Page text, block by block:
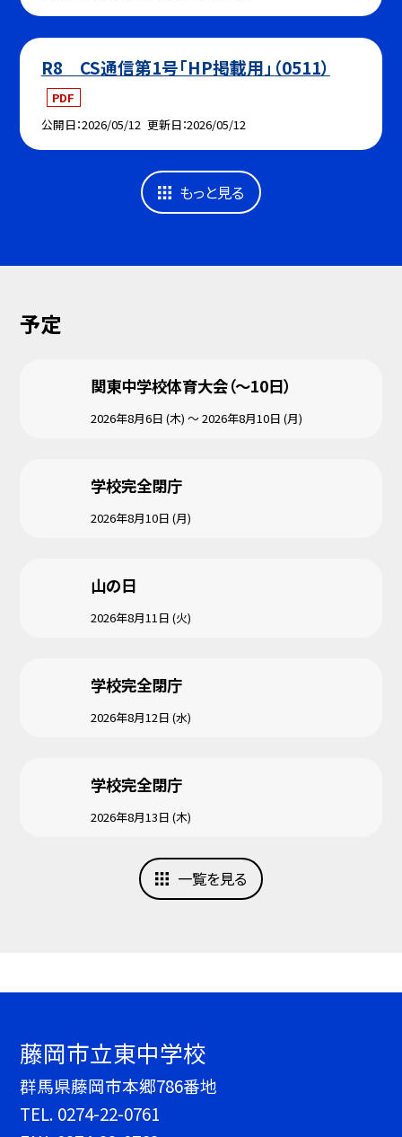
R8 CS通信第1号「HP掲載用」（0511）
PDF
公開日 2026/05/12 更新日 2026/05/12
もっと見る
予定
関東中学校体育大会（～10日）
2026年8月6日 (木) ～ 2026年8月10日 (月)
学校完全閉庁
2026年8月10日 (月)
山の日
2026年8月11日 (火)
学校完全閉庁
2026年8月12日 (水)
学校完全閉庁
2026年8月13日 (木)
一覧を見る
藤岡市立東中学校
群馬県藤岡市本郷786番地
TEL. 0274-22-0761